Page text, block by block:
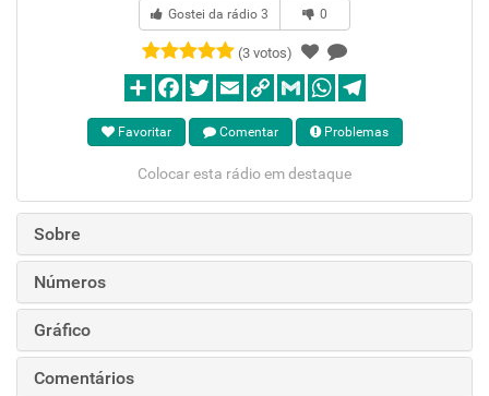
Gostei da rádio 3 0
(3 votos)
Favoritar Comentar Problemas
Colocar esta rádio em destaque
Sobre
Números
Gráfico
Comentários